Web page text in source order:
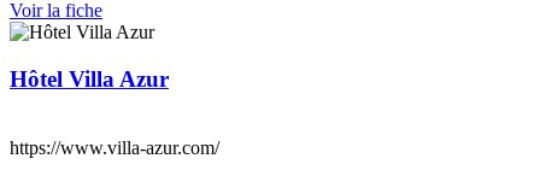
Voir la fiche
Hôtel Villa Azur
https://www.villa-azur.com/